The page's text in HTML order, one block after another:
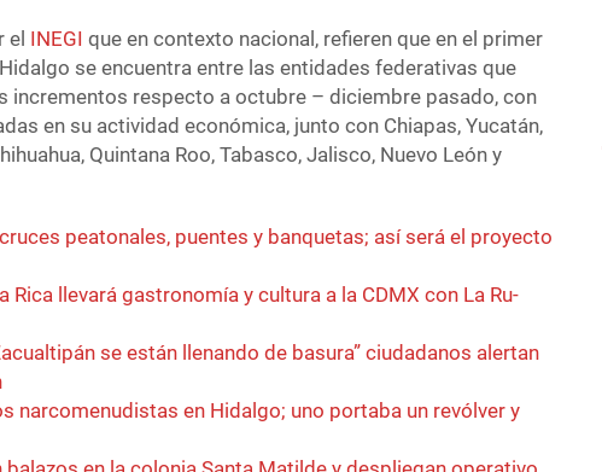
el INEGIque en contexto nacional, refieren que en el primer
se encuentra entre las entidades federativas que
incrementos respecto a octubre – diciembre pasado, con
en su actividad económica, junto con Chiapas, Yucatán,
Quintana Roo, Tabasco, Jalisco, Nuevo León y
peatonales, puentes y banquetas; así será el proyecto
Rica llevará gastronomía y cultura a la CDMX con La Ru-
se están llenando de basura” ciudadanos alertan
narcomenudistas en Hidalgo; uno portaba un revólver y